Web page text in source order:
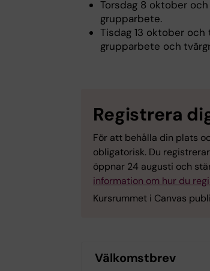
Torsdag 8 oktober
grupparbete.
Tisdag 13 oktober
grupparbete och
Registrera
För att behålla din plats
obligatorisk. Du
öppnar 24 augusti och
information om hur du
Kursrummet i Canvas
Välkomstbrev